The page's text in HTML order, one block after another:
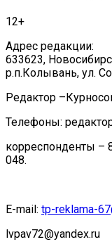
12+
Адрес редакции:
633623,
р.п.Колывань, ул.
Редактор
Телефоны:
корреспонденты –
048.
E-mail: tp-reklama-
lvpav72@yandex.ru